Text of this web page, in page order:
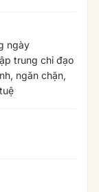
ngày
trung chỉ đạo
ngăn chặn,